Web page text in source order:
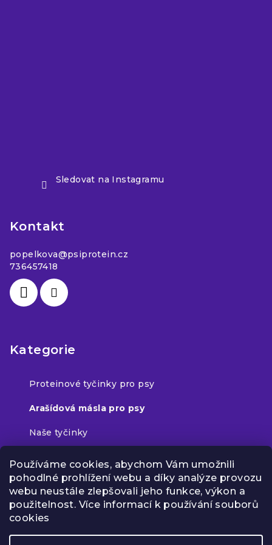
Používáme cookies, abychom Vám umožnili
pohodlné prohlížení webu a díky analýze provozu
webu neustále zlepšovali jeho funkce, výkon a
použitelnost. Více informací k používání souborů
cookies
Sledovat na Instagramu
Kontakt
popelkova@psiprotein.cz
736457418
Kategorie
Proteinové tyčinky pro psy
Arašídová másla pro psy
Naše tyčinky
Facebook